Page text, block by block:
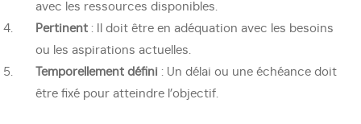
avec les ressources disponibles.
Pertinent : Il doit être en adéquation avec les besoins
ou les aspirations actuelles.
Temporellement défini : Un délai ou une échéance doit
être fixé pour atteindre l’objectif.